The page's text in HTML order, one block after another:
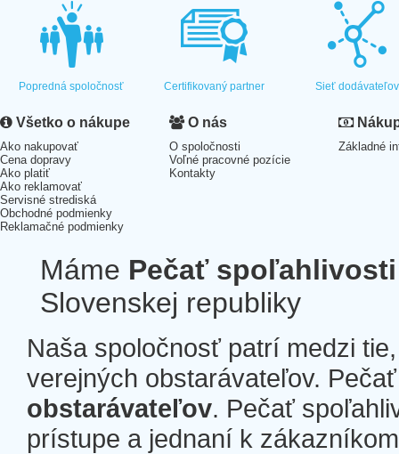
Popredná spoločnosť Certifikovaný partner Sieť dodávateľov
Všetko o nákupe
Ako nakupovať
Cena dopravy
Ako platiť
Ako reklamovať
Servisné strediská
Obchodné podmienky
Reklamačné podmienky
O nás
O spoločnosti
Voľné pracovné pozície
Kontakty
Základné
Máme Pečať spoľahlivosti
Slovenskej republiky
Naša spoločnosť patrí medzi
verejných obstarávateľov.
obstarávateľov. Pečať
prístupe a jednaní k